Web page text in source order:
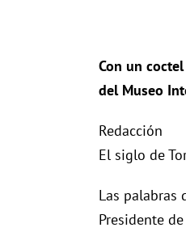
Con un
del Museo
Redacción
El siglo de
Las palabras
Presidente